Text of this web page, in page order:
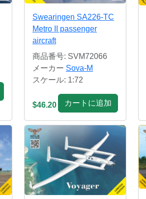
Swearingen SA226-TC
Metro II passenger
aircraft
商品番号: SVM72066
メーカー Sova-M
スケール: 1:72
$46.20 カートに追加